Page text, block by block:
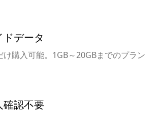
データ
け購入可能。1GB～20GBまでのプラン
確認不要